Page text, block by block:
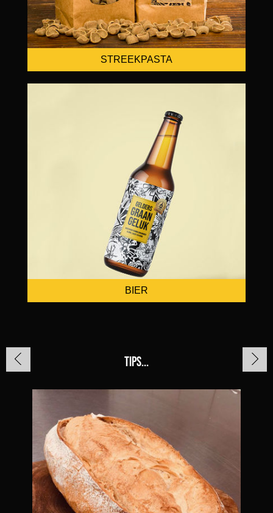
STREEKPASTA
BIER
TIPS...